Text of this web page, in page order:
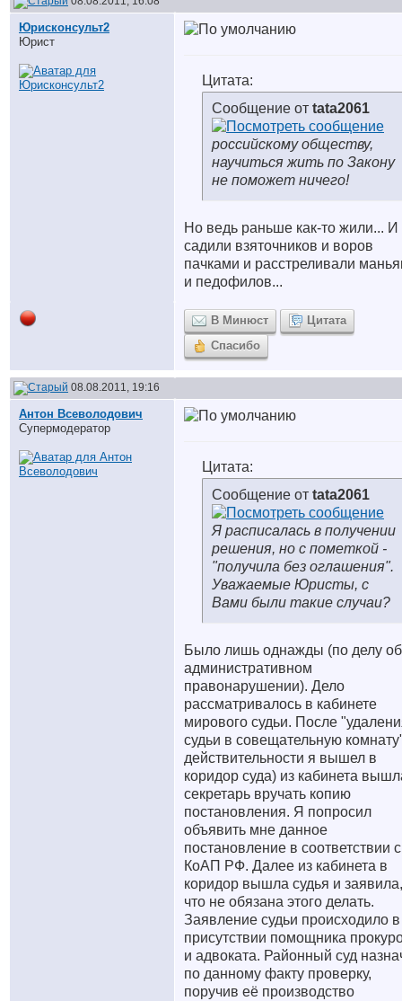
Юрисконсульт2
Юрист
Цитата:
Сообщение от tata2061
российскому обществу,
научиться жить по Закону
не поможет ничего!
Но ведь раньше как-то жили... И
садили взяточников и воров
пачками и расстреливали
и педофилов...
В Минюст
Цитата
Спасибо
08.08.2011, 19:16
Антон Всеволодович
Супермодератор
Цитата:
Сообщение от tata2061
Я расписалась в получении
решения, но с пометкой -
"получила без оглашения".
Уважаемые Юристы, с
Вами были такие случаи?
Было лишь однажды (по делу об
административном
правонарушении). Дело
рассматривалось в кабинете
мирового судьи. После
судьи в совещательную
действительности я вышел в
коридор суда) из кабинета
секретарь вручать копию
постановления. Я попросил
объявить мне данное
постановление в соответствии с
КоАП РФ. Далее из кабинета в
коридор вышла судья и заявила,
что не обязана этого делать.
Заявление судьи происходило в
присутствии помощника
и адвоката. Районный суд
по данному факту проверку,
поручив её производство